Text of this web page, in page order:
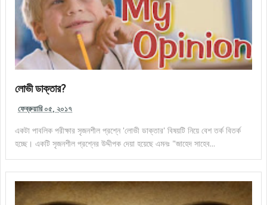
লোভী ডাক্তার?
ফেব্রুয়ারি ০৫, ২০১৭
একটা পাবলিক পরীক্ষার সৃজনশীল প্রশ্নে 'লোভী ডাক্তার' বিষয়টি নিয়ে বেশ তর্ক বিতর্ক
হচ্ছে। একটি সৃজনশীল প্রশ্নের উদ্দীপক দেয়া হয়েছে এমনঃ "জাহেদ সাহেব...